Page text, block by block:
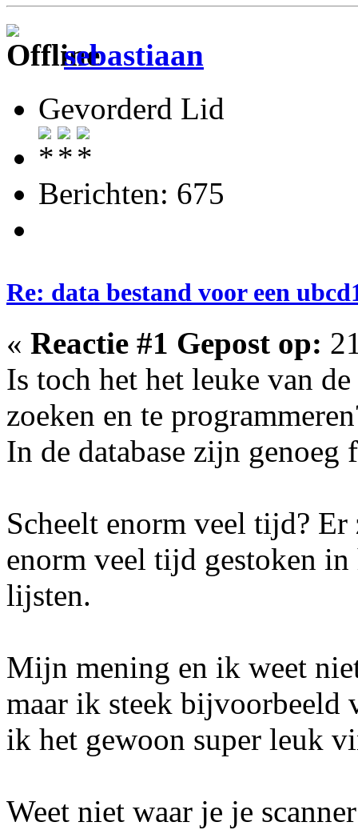
sebastiaan
Gevorderd Lid
Berichten: 675
Re: data bestand voor een
« Reactie #1 Gepost op:
Is toch het het leuke van
zoeken en te
In de database zijn genoeg
Scheelt enorm veel tijd?
enorm veel tijd gestoken
lijsten.
Mijn mening en ik weet
maar ik steek
ik het gewoon super leuk
Weet niet waar je je